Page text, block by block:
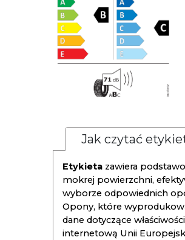
Jak czytać
Etykieta zawiera
mokrej powierzchni,
wyborze odpowiednich
Opony, które
dane dotyczące
internetową Unii